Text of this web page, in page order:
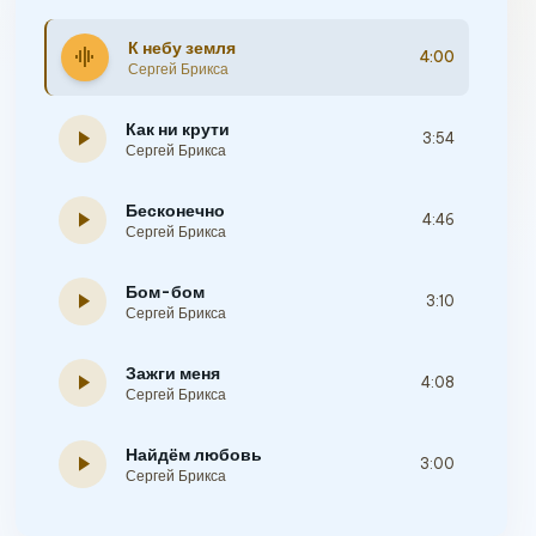
graphic_eq К небу земля
Сергей Брикса
4:00
play_arrow Как ни крути
Сергей Брикса
3:54
play_arrow Бесконечно
Сергей Брикса
4:46
play_arrow Бом-бом
Сергей Брикса
3:10
play_arrow Зажги меня
Сергей Брикса
4:08
play_arrow Найдём любовь
Сергей Брикса
3:00